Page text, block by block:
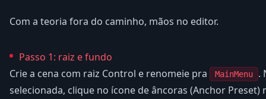
Com a teoria fora do caminho, mãos no editor.
Passo 1: raiz e fundo
Crie a cena com raiz Control e renomeie pra
MainMenu
.
selecionada, clique no ícone de âncoras (Anchor